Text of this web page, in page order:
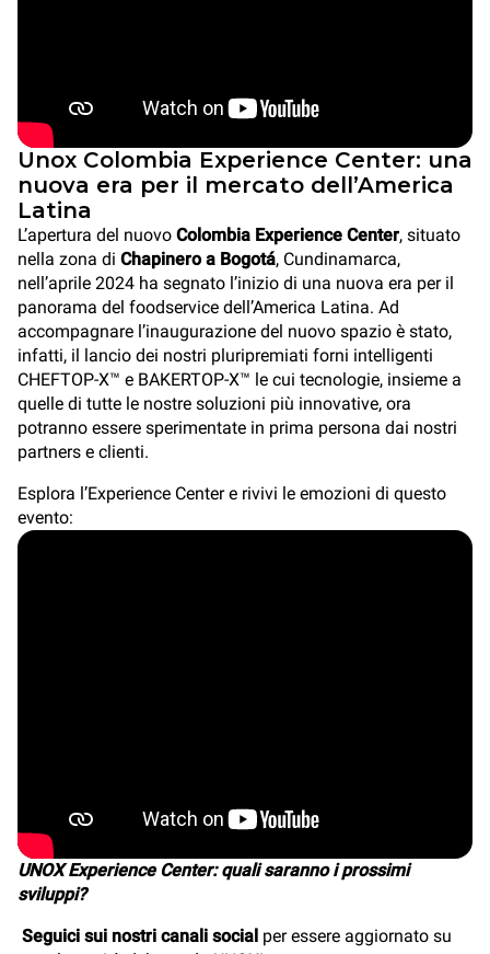
Unox Colombia Experience Center: una
nuova era per il mercato dell’America
Latina
L’apertura del nuovo Colombia Experience Center, situato
nella zona di Chapinero a Bogotá, Cundinamarca,
nell’aprile 2024 ha segnato l’inizio di una nuova era per il
panorama del foodservice dell’America Latina. Ad
accompagnare l’inaugurazione del nuovo spazio è stato,
infatti, il lancio dei nostri pluripremiati forni intelligenti
CHEFTOP-X™ e BAKERTOP-X™ le cui tecnologie, insieme a
quelle di tutte le nostre soluzioni più innovative, ora
potranno essere sperimentate in prima persona dai nostri
partners e clienti.
Esplora l’Experience Center e rivivi le emozioni di questo
evento:
UNOX Experience Center: quali saranno i prossimi
sviluppi?
Seguici sui nostri canali social per essere aggiornato su